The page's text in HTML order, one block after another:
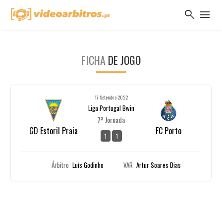
search menu
FICHA DE JOGO
GD Estoril Praia
17 Setembro 2022
Liga Portugal Bwin
7ª Jornada
1 1 FC Porto
Árbitro Luís Godinho VAR Artur Soares Dias